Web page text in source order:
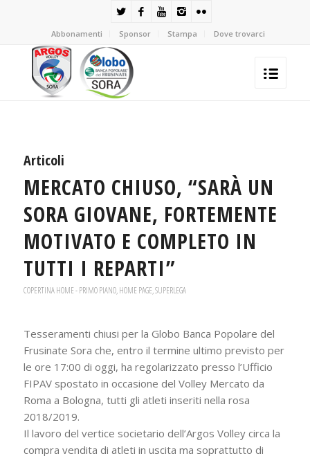
Abbonamenti Sponsor Stampa Dove trovarci
Articoli
MERCATO CHIUSO, “SARÀ UN
SORA GIOVANE, FORTEMENTE
MOTIVATO E COMPLETO IN
TUTTI I REPARTI”
COPERTINA HOME - PRIMO PIANO,HOME PAGE,SUPERLEGA
Tesseramenti chiusi per la Globo Banca Popolare del
Frusinate Sora che, entro il termine ultimo previsto per
le ore 17:00 di oggi, ha regolarizzato presso l’Ufficio
FIPAV spostato in occasione del Volley Mercato da
Roma a Bologna, tutti gli atleti inseriti nella rosa
2018/2019.
Il lavoro del vertice societario dell’Argos Volley circa la
compra vendita di atleti in uscita ma soprattutto di